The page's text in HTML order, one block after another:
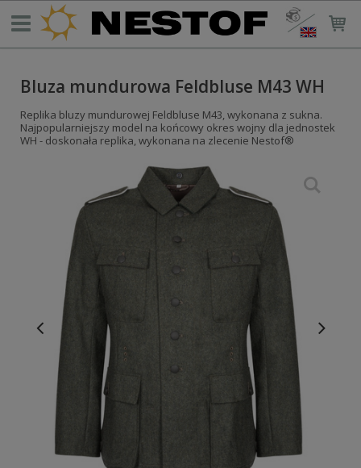
Bluza mundurowa Feldbluse M43 WH
Replika bluzy mundurowej Feldbluse M43, wykonana z sukna.
Najpopularniejszy model na końcowy okres wojny dla jednostek
WH - doskonała replika, wykonana na zlecenie Nestof®